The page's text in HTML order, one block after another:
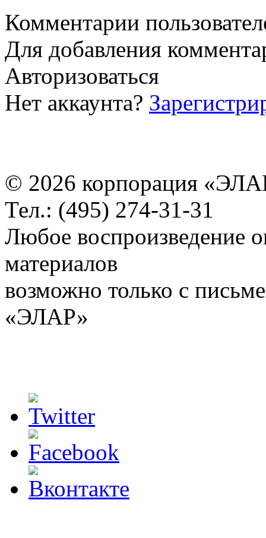
Комментарии
Для добавления
Авторизоваться
Нет аккаунта?
© 2026 корпорация
Тел.: (495) 274-31-31
Любое воспроизведение
материалов
возможно только с
«ЭЛАР»